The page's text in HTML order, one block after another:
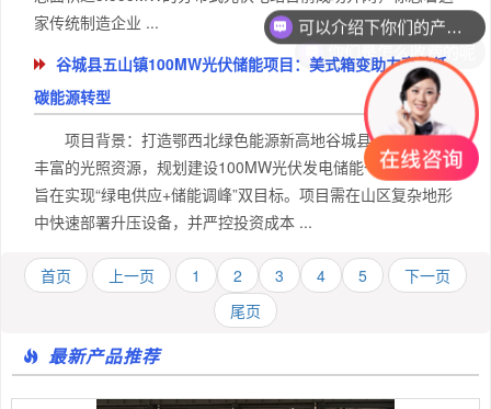
家传统制造企业 ...
谷城县五山镇100MW光伏储能项目：美式箱变助力高效低
碳能源转型
项目背景：打造鄂西北绿色能源新高地谷城县五山镇依托
丰富的光照资源，规划建设100MW光伏发电储能一体化项目，
旨在实现“绿电供应+储能调峰”双目标。项目需在山区复杂地形
中快速部署升压设备，并严控投资成本 ...
首页 上一页 1 2 3 4 5
下一页
尾页
最新产品推荐
你们是怎么收费的呢